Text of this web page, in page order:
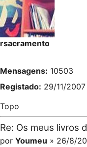
rsacramento
Mensagens: 10503
Registado: 29/11/
Topo
Re: Os meus livros
por Youmeu » 26/8/